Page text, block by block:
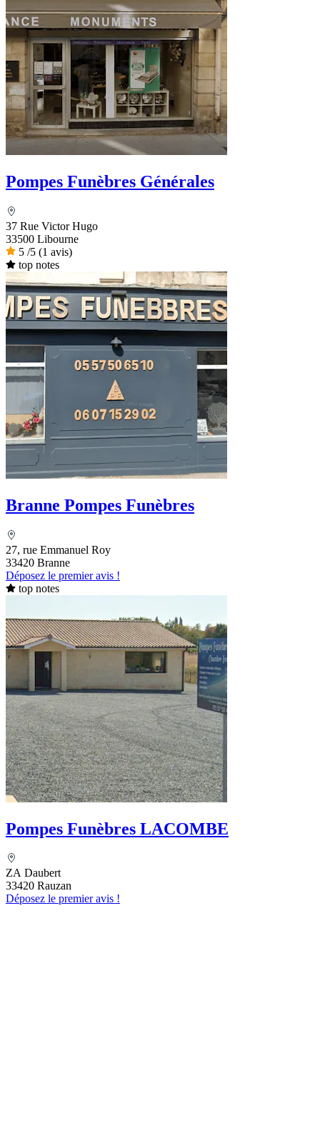
Pompes Funèbres Générales
37 Rue Victor Hugo
33500 Libourne
5 /5 (1 avis)
top notes
Branne Pompes Funèbres
27, rue Emmanuel Roy
33420 Branne
Déposez le premier avis !
top notes
Pompes Funèbres LACOMBE
ZA Daubert
33420 Rauzan
Déposez le premier avis !